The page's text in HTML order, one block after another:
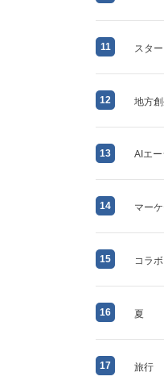
11 スタ
12 地方
13 AIエー
14 マー
15 コラボ
16 夏
17 旅行